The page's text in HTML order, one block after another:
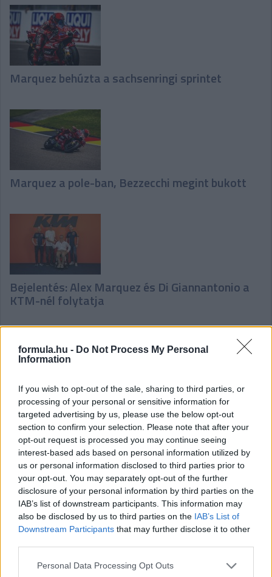
formula.hu - Do Not Process My Personal
Information
If you wish to opt-out of the sale, sharing to third parties, or
processing of your personal or sensitive information for
targeted advertising by us, please use the below opt-out
section to confirm your selection. Please note that after your
opt-out request is processed you may continue seeing
interest-based ads based on personal information utilized by
us or personal information disclosed to third parties prior to
your opt-out. You may separately opt-out of the further
disclosure of your personal information by third parties on the
IAB’s list of downstream participants. This information may
also be disclosed by us to third parties on the IAB’s List of
Downstream Participants that may further disclose it to other
Please note that this website/app uses one or more Google
Personal Data Processing Opt Outs
Marquez behúzta a sachsenringi sprintet
Marquez a pole-ban, Bezzecchi megint bukott
Bejelentés: Alex Marquez és Di Giannantonio a
KTM-nél folytatja
Egy világbajnok és egy újonc a Gresini Ducatinál
Hallgasd meg a Formula Podcast
legfrissebb adását!